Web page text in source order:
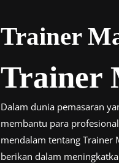
Trainer
Trainer
Dalam dunia pemasaran
membantu para
mendalam tentang Trainer
berikan dalam